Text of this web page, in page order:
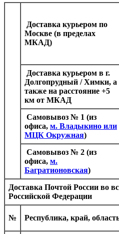
Доставка курьером по
Москве (в пределах
МКАД)
Доставка курьером в г.
Долгопрудный / Химки, а
также на расстояние +5
км от МКАД
Самовывоз № 1 (из
офиса, м. Владыкино или
МЦК Окружная)
Самовывоз № 2 (из
офиса, м.
Багратионовская)
Доставка Почтой России во
Российской Федерации
№ Республика, край,